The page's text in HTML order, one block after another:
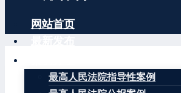
网站首页
最高人民法院指导性案例
新华社兰州6月17日电（记者王